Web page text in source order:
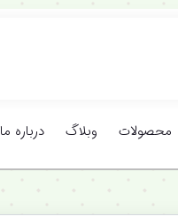
محصولات وبلاگ درباره ما